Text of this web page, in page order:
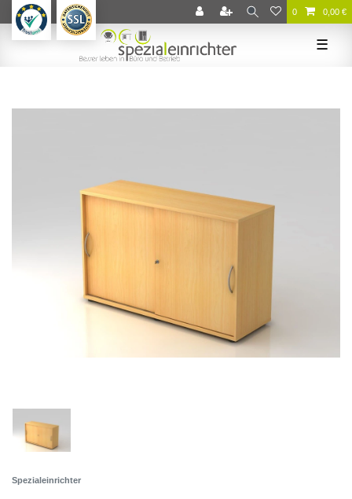
0 0,00 €
☰
Spezialeinrichter